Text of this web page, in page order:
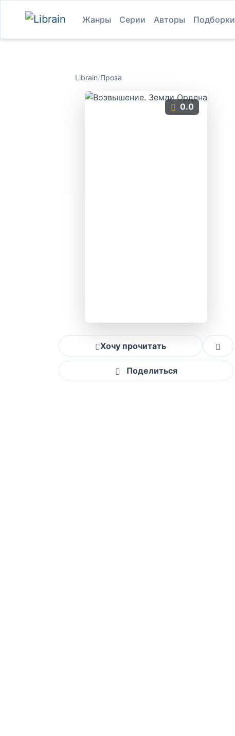
Жанры Серии Авторы Подборки
Librain/Проза
0.0
Хочу прочитать
Поделиться